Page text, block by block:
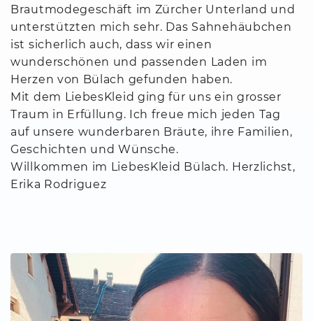
Brautmodegeschäft im Zürcher Unterland und
unterstützten mich sehr. Das Sahnehäubchen
ist sicherlich auch, dass wir einen
wunderschönen und passenden Laden im
Herzen von Bülach gefunden haben.
Mit dem LiebesKleid ging für uns ein grosser
Traum in Erfüllung. Ich freue mich jeden Tag
auf unsere wunderbaren Bräute, ihre Familien,
Geschichten und Wünsche.
Willkommen im LiebesKleid Bülach. Herzlichst,
Erika Rodriguez